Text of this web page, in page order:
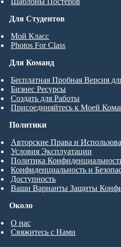
Для Студентов
Мой Класс
Photos For Class
Для Команд
Бесплатная Пробная Версия
Бизнес Ресурсы
Создать для Работы
Присоединяйтесь к Моей
Около
О нас
Свяжитесь с Нами
Политики
Авторские Права и
Условия Эксплуатации
Политика
Конфиденциальность и
Доступность
Ваши Варианты Защиты